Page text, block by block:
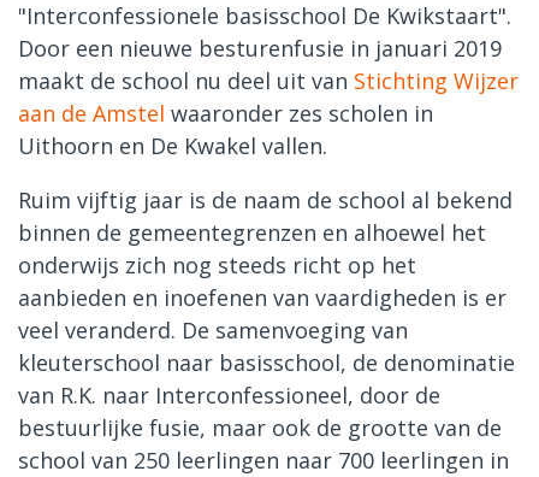
"Interconfessionele basisschool De Kwikstaart".
Door een nieuwe besturenfusie in januari 2019
maakt de school nu deel uit van Stichting Wijzer
aan de Amstel waaronder zes scholen in
Uithoorn en De Kwakel vallen.
Ruim vijftig jaar is de naam de school al bekend
binnen de gemeentegrenzen en alhoewel het
onderwijs zich nog steeds richt op het
aanbieden en inoefenen van vaardigheden is er
veel veranderd. De samenvoeging van
kleuterschool naar basisschool, de denominatie
van R.K. naar Interconfessioneel, door de
bestuurlijke fusie, maar ook de grootte van de
school van 250 leerlingen naar 700 leerlingen in